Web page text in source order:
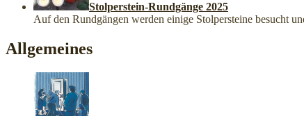
Stolperstein-Rundgänge 2025
Auf den Rundgängen werden einige Stolpersteine besucht
Allgemeines